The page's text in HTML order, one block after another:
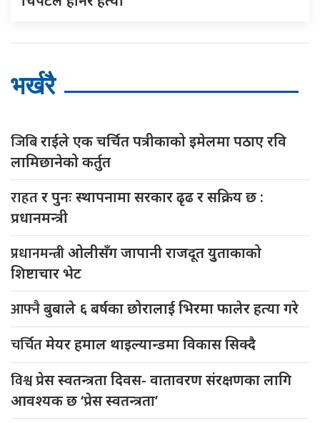
भर्खरै
जिबिराईले एक चर्चित पत्रीकाको इमेलमा पठाए रवि
लामिछानेको कर्तुत
राहतर पुनः स्थापनामा सरकार ढृढ र सक्रिय छ :
प्रधानमन्त्री
प्रधानमन्त्रीओलीसँग जापानी राजदूत युुताकाको
शिष्टाचार भेट
आफ्नैबुबाले ६ बर्षका छोरालाई भिरमा फालेर हत्या गरे
चर्चितमेयर हमाल थाइल्यान्डमा विकास सिक्दै
विश्वप्रेस स्वतन्त्रता दिवस- वातावरण संरक्षणका लागि
आवश्यक छ ‘प्रेस स्वतन्त्रता’